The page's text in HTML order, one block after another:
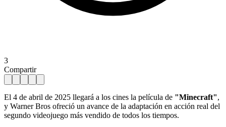
3
Compartir
El 4 de abril de 2025 llegará a los cines la película de "Minecraft",
y Warner Bros ofreció un avance de la adaptación en acción real del
segundo videojuego más vendido de todos los tiempos.